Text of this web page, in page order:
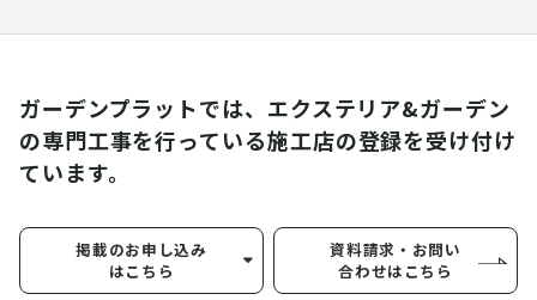
ガーデンプラットでは、エクステリア&ガーデン
の専門工事を行っている施工店の登録を受け付け
ています。
掲載のお申し込み
はこちら
資料請求・お問い
合わせはこちら